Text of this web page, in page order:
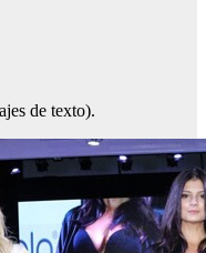
de texto).